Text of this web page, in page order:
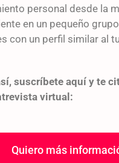
personal desde la
en un pequeño
con un perfil similar al
suscríbete aquí y te
virtual:
Quiero más